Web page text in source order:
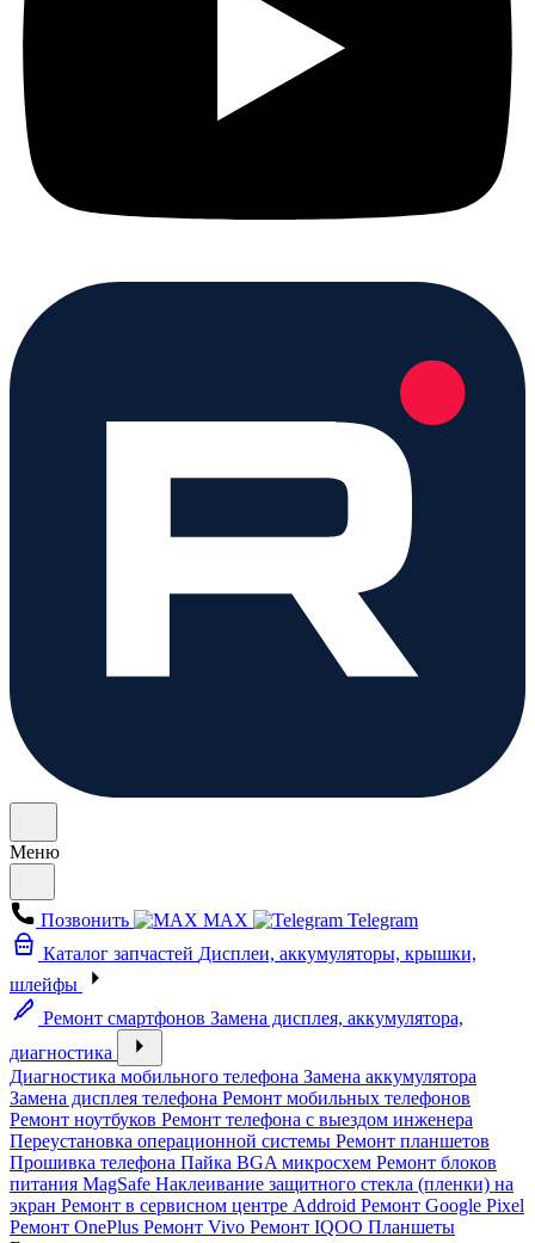
Меню
Позвонить MAX
Telegram
Каталог запчастей Дисплеи, аккумуляторы, крышки,
шлейфы
Ремонт смартфонов Замена дисплея, аккумулятора,
диагностика
Диагностика мобильного телефона Замена аккумулятора
Замена дисплея телефона Ремонт мобильных телефонов
Ремонт ноутбуков Ремонт телефона с выездом инженера
Переустановка операционной системы Ремонт планшетов
Прошивка телефона Пайка BGA микросхем Ремонт блоков
питания MagSafe Наклеивание защитного стекла (пленки) на
экран Ремонт в сервисном центре Addroid Ремонт Google Pixel
Ремонт OnePlus Ремонт Vivo Ремонт IQOO Планшеты